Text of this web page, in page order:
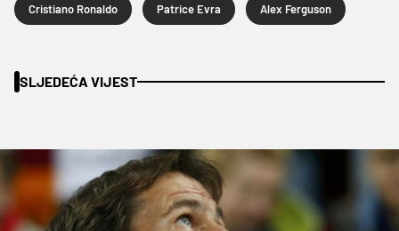
Cristiano Ronaldo Patrice Evra Alex Ferguson
SLJEDEĆA VIJEST